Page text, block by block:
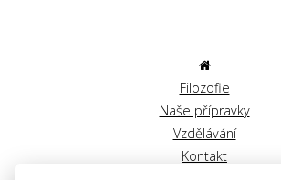
Filozofie
Naše přípravky
Vzdělávání
Kontakt